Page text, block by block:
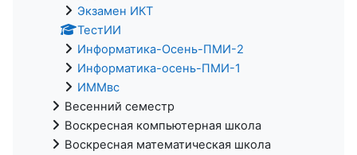
Экзамен ИКТ
ТестИИ
Информатика-Осень-ПМИ-2
Информатика-осень-ПМИ-1
ИММвс
Весенний семестр
Воскресная компьютерная школа
Воскресная математическая школа